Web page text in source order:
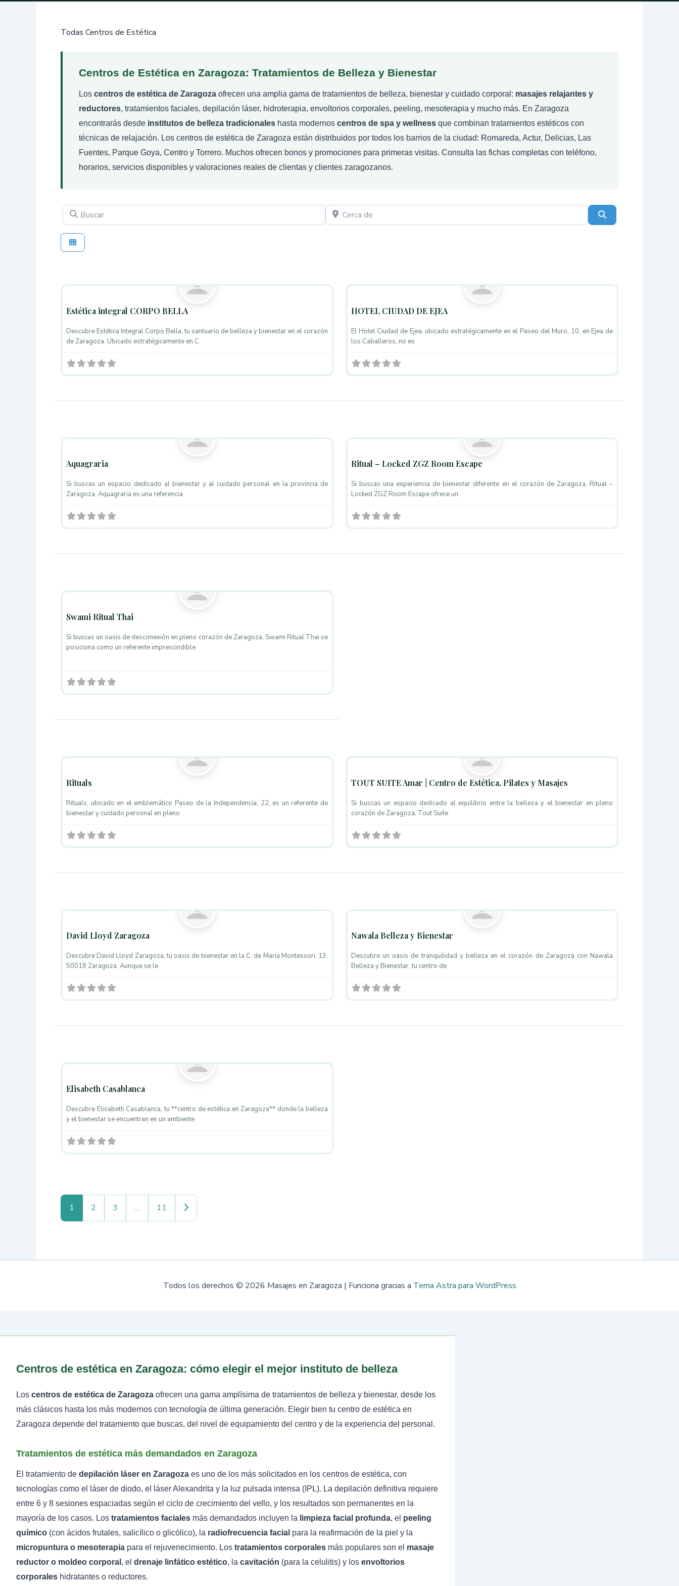
Todas Centros de Estética
Centros de Estética en Zaragoza: Tratamientos de Belleza y Bienestar
Los centros de estética de Zaragoza ofrecen una amplia gama de tratamientos de belleza, bienestar y cuidado corporal: masajes relajantes y
reductores, tratamientos faciales, depilación láser, hidroterapia, envoltorios corporales, peeling, mesoterapia y mucho más. En Zaragoza
encontrarás desde institutos de belleza tradicionales hasta modernos centros de spa y wellness que combinan tratamientos estéticos con
técnicas de relajación. Los centros de estética de Zaragoza están distribuidos por todos los barrios de la ciudad: Romareda, Actur, Delicias, Las
Fuentes, Parque Goya, Centro y Torrero. Muchos ofrecen bonos y promociones para primeras visitas. Consulta las fichas completas con teléfono,
horarios, servicios disponibles y valoraciones reales de clientas y clientes zaragozanos.
Buscar Cerca de Buscar
Estética integral CORPO BELLA
Descubre Estética Integral Corpo Bella, tu santuario de belleza y bienestar en el corazón
de Zaragoza. Ubicado estratégicamente en C.
HOTEL CIUDAD DE EJEA
El Hotel Ciudad de Ejea, ubicado estratégicamente en el Paseo del Muro, 10, en Ejea de
los Caballeros, no es
Aquagraria
Si buscas un espacio dedicado al bienestar y al cuidado personal en la provincia de
Zaragoza, Aquagraria es una referencia
Ritual – Locked ZGZ Room Escape
Si buscas una experiencia de bienestar diferente en el corazón de Zaragoza, Ritual –
Locked ZGZ Room Escape ofrece un
Swami Ritual Thai
Si buscas un oasis de desconexión en pleno corazón de Zaragoza, Swami Ritual Thai se
posiciona como un referente imprescindible
Rituals
Rituals, ubicado en el emblemático Paseo de la Independencia, 22, es un referente de
bienestar y cuidado personal en pleno
TOUT SUITE Amar | Centro de Estética, Pilates y Masajes
Si buscas un espacio dedicado al equilibrio entre la belleza y el bienestar en pleno
corazón de Zaragoza, Tout Suite
David Lloyd Zaragoza
Descubre David Lloyd Zaragoza, tu oasis de bienestar en la C. de María Montessori, 13,
50018 Zaragoza. Aunque se le
Nawala Belleza y Bienestar
Descubre un oasis de tranquilidad y belleza en el corazón de Zaragoza con Nawala
Belleza y Bienestar, tu centro de
Elisabeth Casablanca
Descubre Elisabeth Casablanca, tu **centro de estética en Zaragoza** donde la belleza
y el bienestar se encuentran en un ambiente
1 2 3 … 11 Entradas anteriores
Todos los derechos © 2026 Masajes en Zaragoza | Funciona gracias a Tema Astra para WordPress
Centros de estética en Zaragoza: cómo elegir el mejor instituto de belleza
Los centros de estética de Zaragoza ofrecen una gama amplísima de tratamientos de belleza y bienestar, desde los
más clásicos hasta los más modernos con tecnología de última generación. Elegir bien tu centro de estética en
Zaragoza depende del tratamiento que buscas, del nivel de equipamiento del centro y de la experiencia del personal.
Tratamientos de estética más demandados en Zaragoza
El tratamiento de depilación láser en Zaragoza es uno de los más solicitados en los centros de estética, con
tecnologías como el láser de diodo, el láser Alexandrita y la luz pulsada intensa (IPL). La depilación definitiva requiere
entre 6 y 8 sesiones espaciadas según el ciclo de crecimiento del vello, y los resultados son permanentes en la
mayoría de los casos. Los tratamientos faciales más demandados incluyen la limpieza facial profunda, el peeling
químico (con ácidos frutales, salicílico o glicólico), la radiofrecuencia facial para la reafirmación de la piel y la
micropuntura o mesoterapia para el rejuvenecimiento. Los tratamientos corporales más populares son el masaje
reductor o moldeo corporal , el drenaje linfático estético, la cavitación (para la celulitis) y los envoltorios
corporales hidratantes o reductores.